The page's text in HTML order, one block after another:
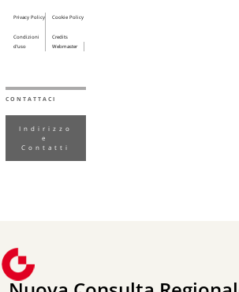
Privacy Policy Cookie Policy
Condizioni
d’uso
Credits
Webmaster
CONTATTACI
Indirizzo
e
Contatti